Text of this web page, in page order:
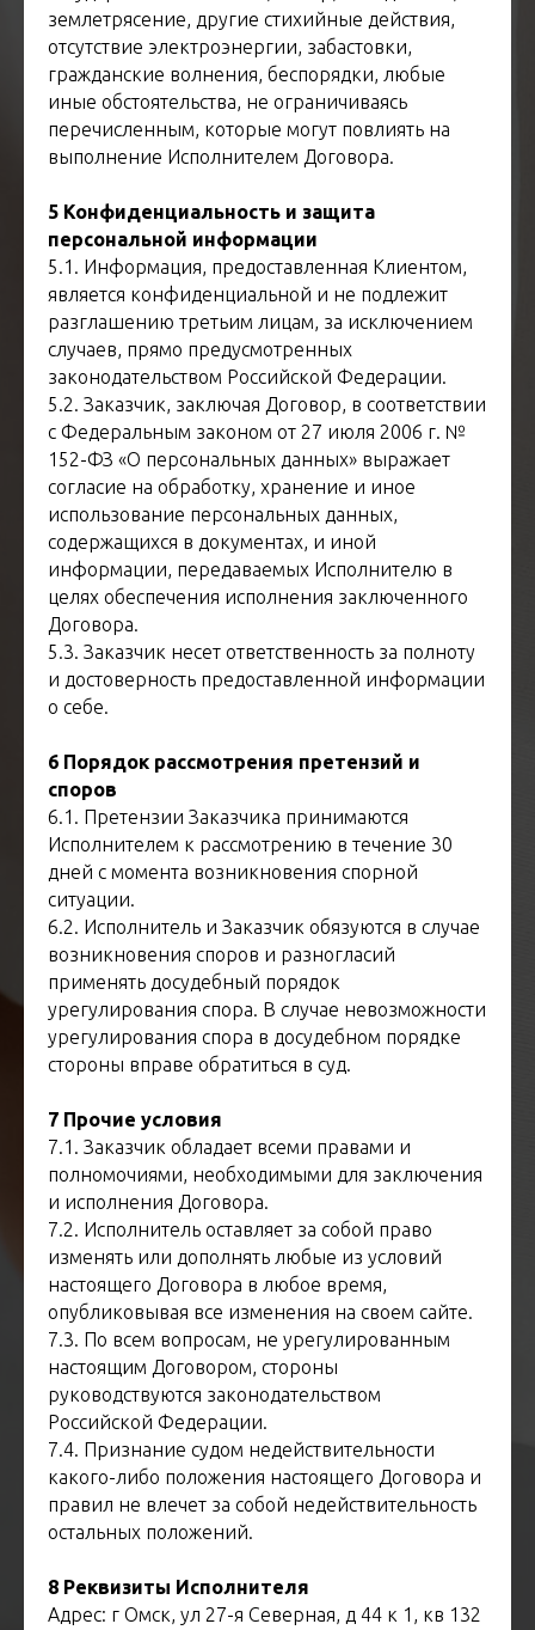
землетрясение, другие стихийные действия,
отсутствие электроэнергии, забастовки,
гражданские волнения, беспорядки, любые
иные обстоятельства, не ограничиваясь
перечисленным, которые могут повлиять на
выполнение Исполнителем Договора.
5 Конфиденциальность и защита
персональной информации
5.1. Информация, предоставленная Клиентом,
является конфиденциальной и не подлежит
разглашению третьим лицам, за исключением
случаев, прямо предусмотренных
законодательством Российской Федерации.
5.2. Заказчик, заключая Договор, в соответствии
с Федеральным законом от 27 июля 2006 г. №
152-ФЗ «О персональных данных» выражает
согласие на обработку, хранение и иное
использование персональных данных,
содержащихся в документах, и иной
информации, передаваемых Исполнителю в
целях обеспечения исполнения заключенного
Договора.
5.3. Заказчик несет ответственность за полноту
и достоверность предоставленной информации
о себе.
6 Порядок рассмотрения претензий и
споров
6.1. Претензии Заказчика принимаются
Исполнителем к рассмотрению в течение 30
дней с момента возникновения спорной
ситуации.
6.2. Исполнитель и Заказчик обязуются в случае
возникновения споров и разногласий
применять досудебный порядок
урегулирования спора. В случае невозможности
урегулирования спора в досудебном порядке
стороны вправе обратиться в суд.
7 Прочие условия
7.1. Заказчик обладает всеми правами и
полномочиями, необходимыми для заключения
и исполнения Договора.
7.2. Исполнитель оставляет за собой право
изменять или дополнять любые из условий
настоящего Договора в любое время,
опубликовывая все изменения на своем сайте.
7.3. По всем вопросам, не урегулированным
настоящим Договором, стороны
руководствуются законодательством
Российской Федерации.
7.4. Признание судом недействительности
какого-либо положения настоящего Договора и
правил не влечет за собой недействительность
остальных положений.
8 Реквизиты Исполнителя
Адрес: г Омск, ул 27-я Северная, д 44 к 1, кв 132